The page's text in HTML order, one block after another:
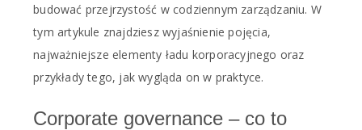
budować przejrzystość w codziennym zarządzaniu. W
tym artykule znajdziesz wyjaśnienie pojęcia,
najważniejsze elementy ładu korporacyjnego oraz
przykłady tego, jak wygląda on w praktyce.
Corporate governance – co to